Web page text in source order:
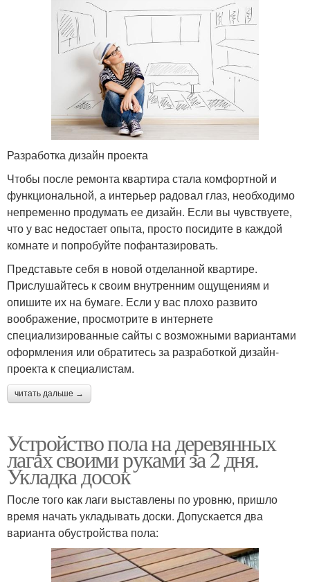
Разработка дизайн проекта
Чтобы после ремонта квартира стала комфортной и
функциональной, а интерьер радовал глаз, необходимо
непременно продумать ее дизайн. Если вы чувствуете,
что у вас недостает опыта, просто посидите в каждой
комнате и попробуйте пофантазировать.
Представьте себя в новой отделанной квартире.
Прислушайтесь к своим внутренним ощущениям и
опишите их на бумаге. Если у вас плохо развито
воображение, просмотрите в интернете
специализированные сайты с возможными вариантами
оформления или обратитесь за разработкой дизайн-
проекта к специалистам.
читать дальше →
Устройство пола на деревянных
лагах своими руками за 2 дня.
Укладка досок
После того как лаги выставлены по уровню, пришло
время начать укладывать доски. Допускается два
варианта обустройства пола: